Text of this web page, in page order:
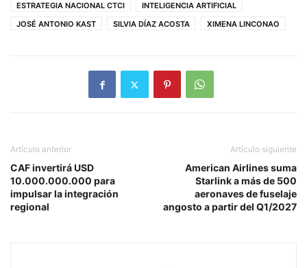
ESTRATEGIA NACIONAL CTCI
INTELIGENCIA ARTIFICIAL
JOSÉ ANTONIO KAST
SILVIA DÍAZ ACOSTA XIMENA LINCONAO
Artículo anterior
CAF invertirá USD
10.000.000.000 para
impulsar la integración
regional
Artículo siguiente
American Airlines suma
Starlink a más de 500
aeronaves de fuselaje
angosto a partir del Q1/2027